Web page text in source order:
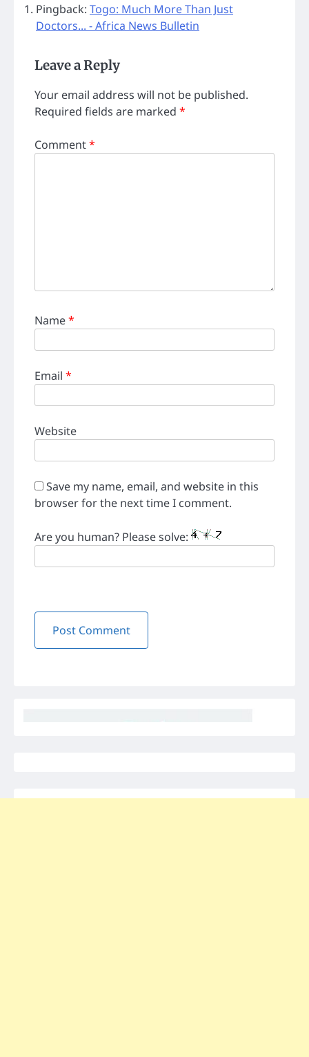
Pingback: Togo: Much More Than Just
Doctors... - Africa News Bulletin
Leave a Reply
Your email address will not be published.
Required fields are marked *
Comment*
Name*
Email *
Website
Save my name, email, and website in this
browser for the next time I comment.
Are you human? Please solve: